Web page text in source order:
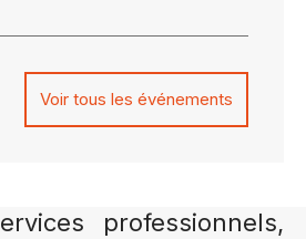
Voir tous les événements
professionnels,